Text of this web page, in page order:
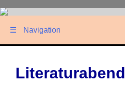
☰ Navigation
Literaturabend